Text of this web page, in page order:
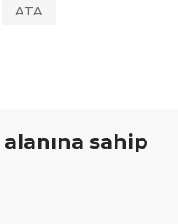
ATA
alanına sahip